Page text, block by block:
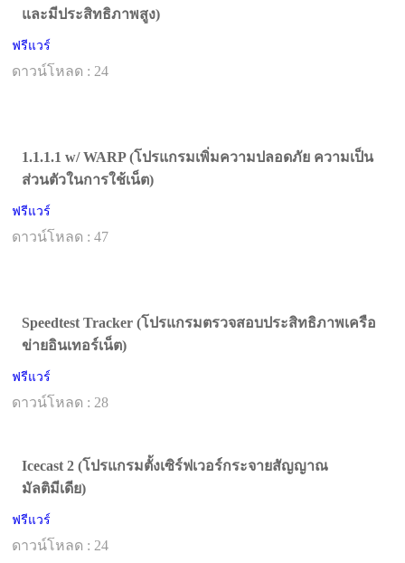
และมีประสิทธิภาพสูง)
ฟรีแวร์
ดาวน์โหลด : 24
1.1.1.1 w/ WARP (โปรแกรมเพิ่มความปลอดภัย ความเป็น
ส่วนตัวในการใช้เน็ต)
ฟรีแวร์
ดาวน์โหลด : 47
Speedtest Tracker (โปรแกรมตรวจสอบประสิทธิภาพเครือ
ข่ายอินเทอร์เน็ต)
ฟรีแวร์
ดาวน์โหลด : 28
Icecast 2 (โปรแกรมตั้งเซิร์ฟเวอร์กระจายสัญญาณ
มัลติมีเดีย)
ฟรีแวร์
ดาวน์โหลด : 24